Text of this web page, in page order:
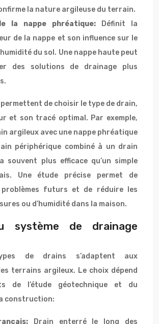
la nature argileuse du terrain.
la nappe phréatique:
Définit la
de la nappe et son influence sur le
du sol. Une nappe haute peut
des solutions de drainage plus
permettent de choisir le type de drain,
et son tracé optimal. Par exemple,
argileux avec une nappe phréatique
périphérique combiné à un drain
souvent plus efficace qu’un simple
Une étude précise permet de
futurs et de réduire les
ou d’humidité dans la maison.
système de drainage
de drains s’adaptent aux
terrains argileux. Le choix dépend
de l’étude géotechnique et du
construction:
Drain enterré le long des